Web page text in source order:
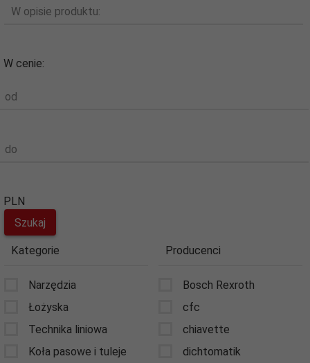
W opisie produktu:
W cenie:
od
do
PLN
Kategorie
Narzędzia
Łożyska
Technika liniowa
Koła pasowe i tuleje
Producenci
Bosch Rexroth
cfc
chiavette
dichtomatik